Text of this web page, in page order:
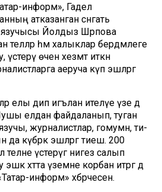
информ», Гадел
атказанган сәнгать
Йолдыз Шәрәпова
телләр һәм халыклар бердәмлеге
өчен хезмәт иткән
аеруча күп эшләргә
елы дип игълан ителүе үзе дә
Шушы елдан файдаланып, туган
журналистлар, гомумән, әти-
да күбрәк эшләргә тиеш. 200
телне үстерүгә нигез салып
хәтта үземне корбан итәргә дә
информ» хәбәрчесенә.